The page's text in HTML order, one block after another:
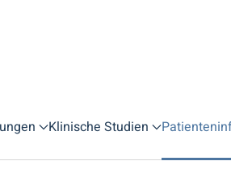
Klinische Studien